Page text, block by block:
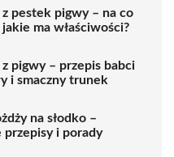
z pestek pigwy – na co
jakie ma właściwości?
pigwy – przepis babci
i smaczny trunek
na słodko –
przepisy i porady